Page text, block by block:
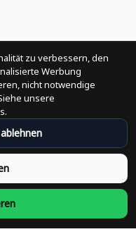
zu verbessern, den
Werbung
nicht notwendige
unsere